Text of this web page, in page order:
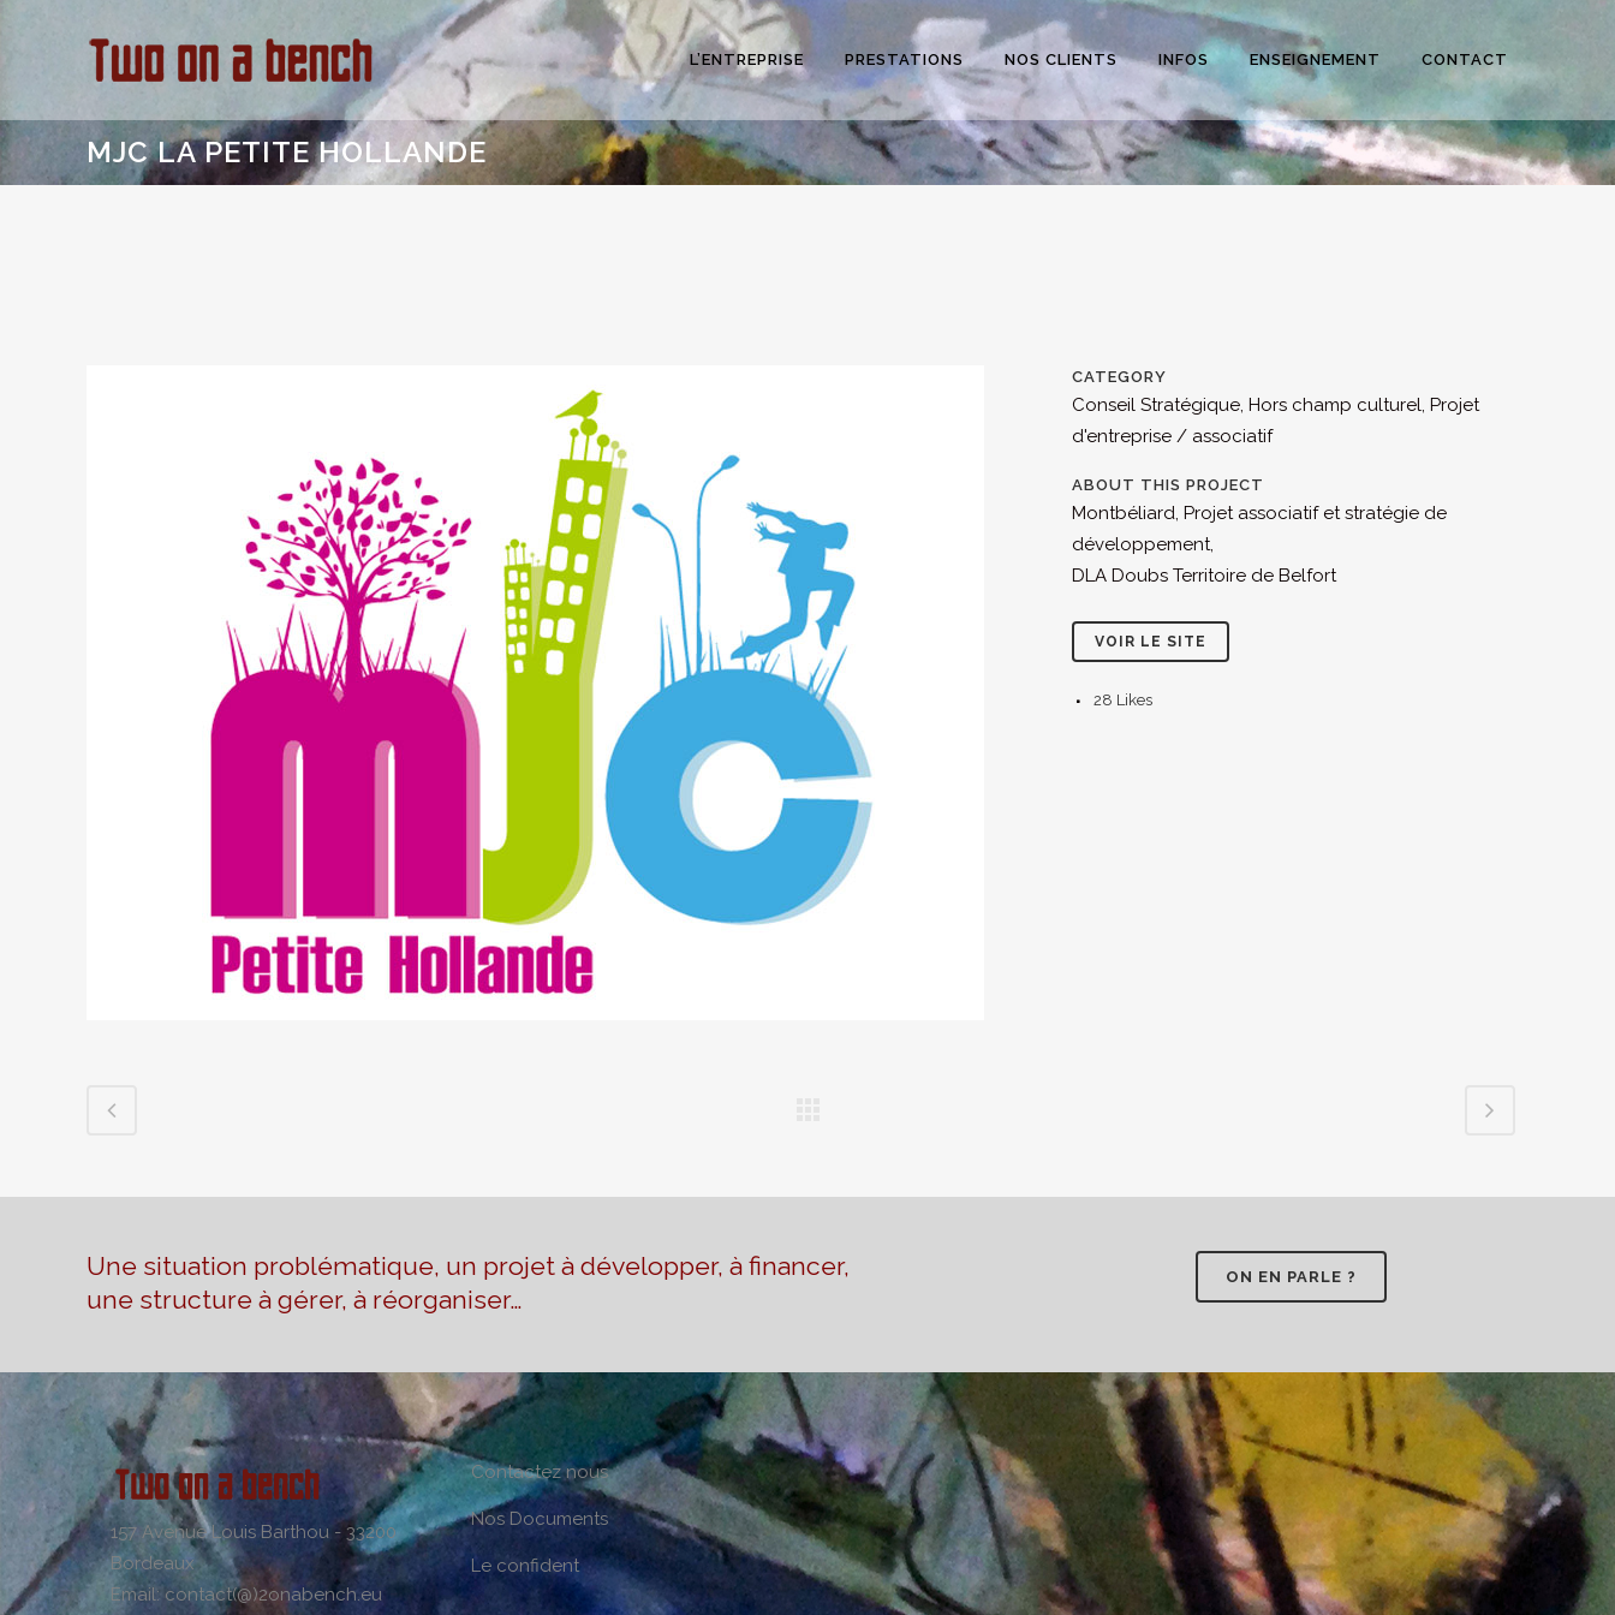
L’ENTREPRISE PRESTATIONS NOS CLIENTS INFOS ENSEIGNEMENT CONTACT
MJC LA PETITE HOLLANDE
CATEGORY
Conseil Stratégique, Hors champ culturel, Projet
d'entreprise / associatif
ABOUT THIS PROJECT
Montbéliard, Projet associatif et stratégie de
développement,
DLA Doubs Territoire de Belfort
VOIR LE SITE
28 Likes
Une situation problématique, un projet à développer, à financer,
une structure à gérer, à réorganiser…
ON EN PARLE ?
157 Avenue Louis Barthou - 33200
Bordeaux
Email: contact(@)2onabench.eu
Contactez nous
Nos Documents
Le confident